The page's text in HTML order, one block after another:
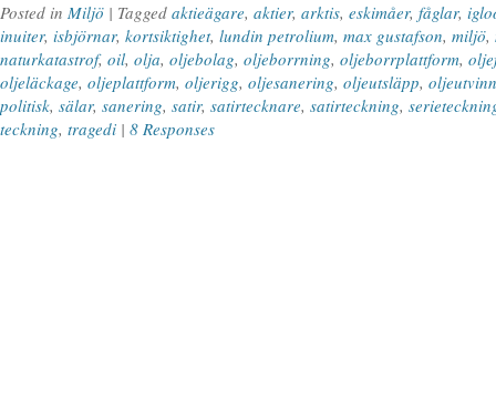
Posted in Miljö | Tagged aktieägare, aktier, arktis, eskimåer, fåglar,
inuiter, isbjörnar, kortsiktighet, lundin petrolium, max gustafson, miljö,
naturkatastrof, oil, olja, oljebolag, oljeborrning, oljeborrplattform,
oljeläckage, oljeplattform, oljerigg, oljesanering, oljeutsläpp,
politisk, sälar, sanering, satir, satirtecknare, satirteckning,
teckning, tragedi | 8 Responses